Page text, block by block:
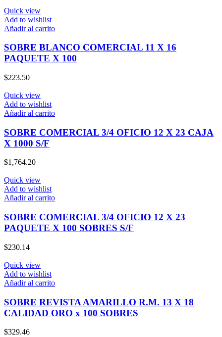
Quick view
Add to wishlist
Añadir al carrito
SOBRE BLANCO COMERCIAL 11 X 16
PAQUETE X 100
$223.50
Quick view
Add to wishlist
Añadir al carrito
SOBRE COMERCIAL 3/4 OFICIO 12 X 23 CAJA
X 1000 S/F
$1,764.20
Quick view
Add to wishlist
Añadir al carrito
SOBRE COMERCIAL 3/4 OFICIO 12 X 23
PAQUETE X 100 SOBRES S/F
$230.14
Quick view
Add to wishlist
Añadir al carrito
SOBRE REVISTA AMARILLO R.M. 13 X 18
CALIDAD ORO x 100 SOBRES
$329.46